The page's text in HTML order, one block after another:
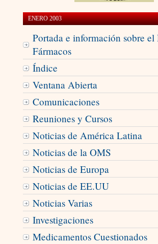
ENERO 2003
Portada e información sobre
Fármacos
Índice
Ventana Abierta
Comunicaciones
Reuniones y Cursos
Noticias de América Latina
Noticias de la OMS
Noticias de Europa
Noticias de EE.UU
Noticias Varias
Investigaciones
Medicamentos Cuestionados